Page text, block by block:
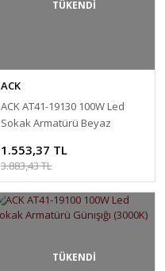
TÜKENDİ
ACK
ACK AT41-19130 100W Led
Sokak Armatürü Beyaz
1.553,37 TL
3.883,43 TL
TÜKENDİ